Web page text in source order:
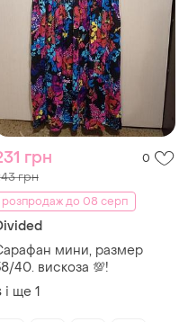
грн 0
грн
розпродаж до 08 серп
мини, размер
40. вискоза 💯!
і ще 1